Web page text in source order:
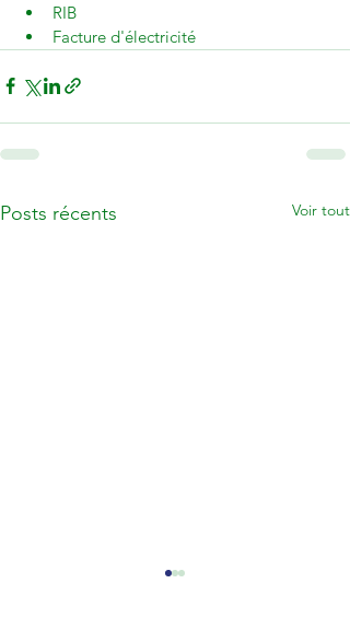
RIB
Facture d'électricité
Posts récents Voir tout